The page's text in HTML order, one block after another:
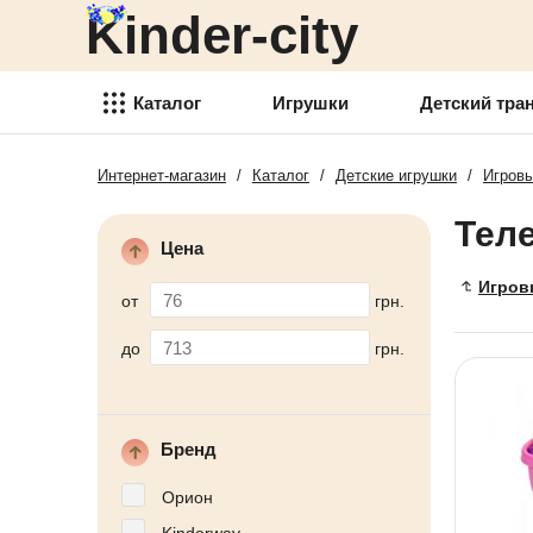
Kinder-city
Каталог
Игрушки
Детский транспорт
творчества
Детские спортивные товары
Аксессуары для детей
Детские украшения
Игрушки Детский
Детский транспорт
Товары для детского
Детские спортивные товары
Товари для активного отдыха
Аксессуары для детей
Детские украшения
Детская косметика
Новогодние украшения
Детская мебель
Интернет-магазин / Каталог / Детские игрушки /
Цена
от грн.
до грн.
Бренд
Орион